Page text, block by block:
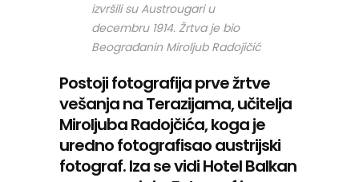
izvršili su Austrougari u
decembru 1914. Žrtva je bio
Beograđanin Miroljub Radojičić
Postoji fotografija prve žrtve
vešanja na Terazijama, učitelja
Miroljuba Radojčića, koga je
uredno fotografisao austrijski
fotograf. Iza se vidi Hotel Balkan